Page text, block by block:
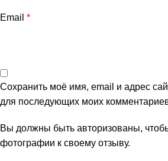
Email *
Сохранить моё имя, email и адрес
для последующих моих
Вы должны быть авторизованы,
фотографии к своему отзыву.